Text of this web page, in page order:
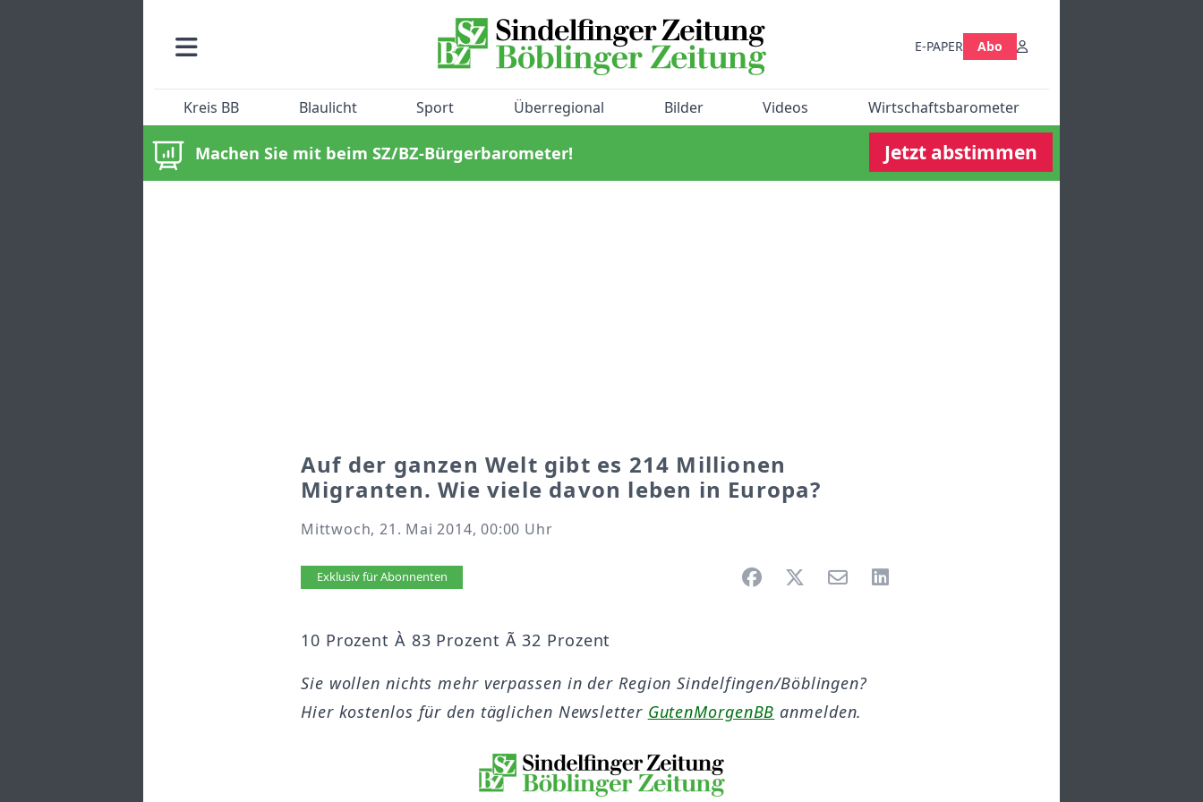
E-PAPER Abo
Kreis BB Blaulicht Sport Überregional Bilder Videos Wirtschaftsbarometer
Machen Sie mit beim SZ/BZ-Bürgerbarometer! Jetzt abstimmen
Auf der ganzen Welt gibt es 214 Millionen
Migranten. Wie viele davon leben in Europa?
Mittwoch, 21. Mai 2014, 00:00 Uhr
Artikel vorlesen
Exklusiv für Abonnenten
10 Prozent À 83 Prozent Ã 32 Prozent
Sie wollen nichts mehr verpassen in der Region Sindelfingen/Böblingen?
Hier kostenlos für den täglichen Newsletter GutenMorgenBB anmelden.